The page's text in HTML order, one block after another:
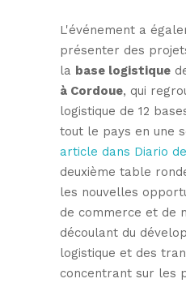
L'événement a
présenter des
la base logistique
à Cordoue, qui
logistique de 12
tout le pays en une
article dans Diario
deuxième table
les nouvelles
de commerce et de
découlant du
logistique et des
concentrant sur les